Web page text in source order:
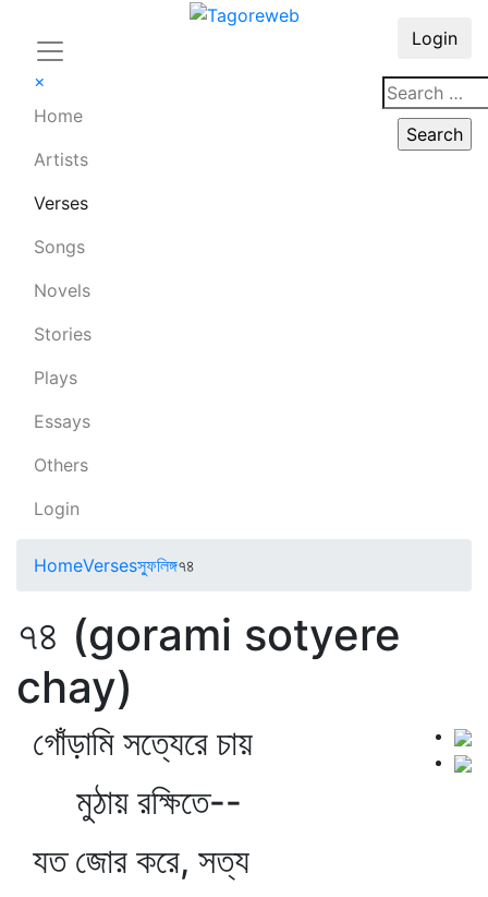
×
Home
Artists
Verses
Songs
Novels
Stories
Plays
Essays
Others
Login
Login
HomeVersesস্ফুলিঙ্গ৭৪
৭৪ (gorami sotyere
chay)
গোঁড়ামি সত্যেরে চায়
মুঠায় রক্ষিতে--
যত জোর করে, সত্য